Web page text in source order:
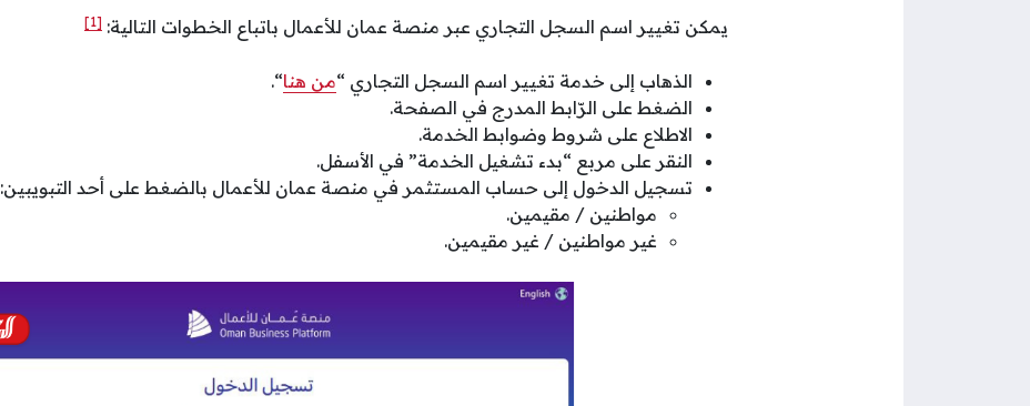
يمكن تغيير اسم السجل التجاري عبر منصة عمان للأعمال باتباع الخطوات التالية: [1]
الذهاب إلى خدمة تغيير اسم السجل التجاري “من هنا“.
الضغط على الرّابط المدرج في الصفحة.
الاطلاع على شروط وضوابط الخدمة.
النقر على مربع “بدء تشغيل الخدمة” في الأسفل.
تسجيل الدخول إلى حساب المستثمر في منصة عمان للأعمال بالضغط على أحد التبويبين:
مواطنين / مقيمين.
غير مواطنين / غير مقيمين.